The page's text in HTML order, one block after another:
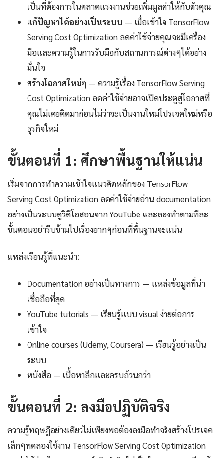
เป็นที่ต้องการในตลาดแรงงานช่วยเพิ่มมูลค่าให้กับตัวคุณ
แก้ปัญหาได้อย่างเป็นระบบ — เมื่อเข้าใจ TensorFlow
Serving Cost Optimization ลดค่าใช้จ่ายคุณจะมีเครื่อง
มือและความรู้ในการรับมือกับสถานการณ์ต่างๆได้อย่าง
มั่นใจ
สร้างโอกาสใหม่ๆ — ความรู้เรื่อง TensorFlow Serving
Cost Optimization ลดค่าใช้จ่ายอาจเปิดประตูสู่โอกาสที่
คุณไม่เคยคิดมาก่อนไม่ว่าจะเป็นงานใหม่โปรเจคใหม่หรือ
ธุรกิจใหม่
ขั้นตอนที่ 1: ศึกษาพื้นฐานให้แน่น
เริ่มจากการทำความเข้าใจแนวคิดหลักของ TensorFlow
Serving Cost Optimization ลดค่าใช้จ่ายอ่าน documentation
อย่างเป็นระบบดูวิดีโอสอนจาก YouTube และลองทำตามทีละ
ขั้นตอนอย่ารีบข้ามไปเรื่องยากๆก่อนที่พื้นฐานจะแน่น
แหล่งเรียนรู้ที่แนะนำ:
Documentation อย่างเป็นทางการ — แหล่งข้อมูลที่น่า
เชื่อถือที่สุด
YouTube tutorials — เรียนรู้แบบ visual ง่ายต่อการ
เข้าใจ
Online courses (Udemy, Coursera) — เรียนรู้อย่างเป็น
ระบบ
หนังสือ — เนื้อหาลึกและครบถ้วนกว่า
ขั้นตอนที่ 2: ลงมือปฏิบัติจริง
ความรู้ทฤษฎีอย่างเดียวไม่เพียงพอต้องลงมือทำจริงสร้างโปรเจค
เล็กๆทดลองใช้งาน TensorFlow Serving Cost Optimization